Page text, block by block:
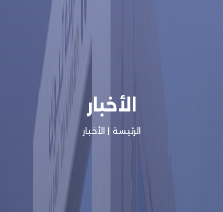
الأخبار
الرئيسة | الأخبار